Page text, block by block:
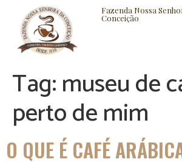
Fazenda Nossa
Conceição
BLOG CONTATO
Tag:museu de
perto de mim
O QUE É CAFÉ